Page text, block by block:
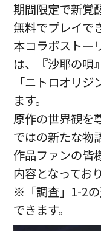
期間限定で新覚
無料でプレイで
本コラボストー
は、『沙耶の唄
「ニトロオリ
ます。
原作の世界観を
ではの新たな物
作品ファンの皆
内容となってお
※「調査」1-2
できます。